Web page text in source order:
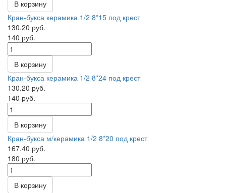
В корзину
Кран-букса керамика 1/2 8*15 под крест
130.20 руб.
140 руб.
В корзину
Кран-букса керамика 1/2 8*24 под крест
130.20 руб.
140 руб.
В корзину
Кран-букса м/керамика 1/2 8*20 под крест
167.40 руб.
180 руб.
В корзину